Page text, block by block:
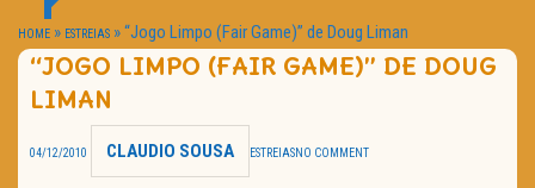
PASSATEMPOS
HOME CINEMA
NOTA PESSOAL
TRAILER DO DIA
HOME » ESTREIAS »“Jogo Limpo (Fair Game)” de Doug Liman
“JOGO LIMPO (FAIR GAME)” DE DOUG
LIMAN
04/12/2010 CLAUDIO SOUSA ESTREIASNO COMMENT